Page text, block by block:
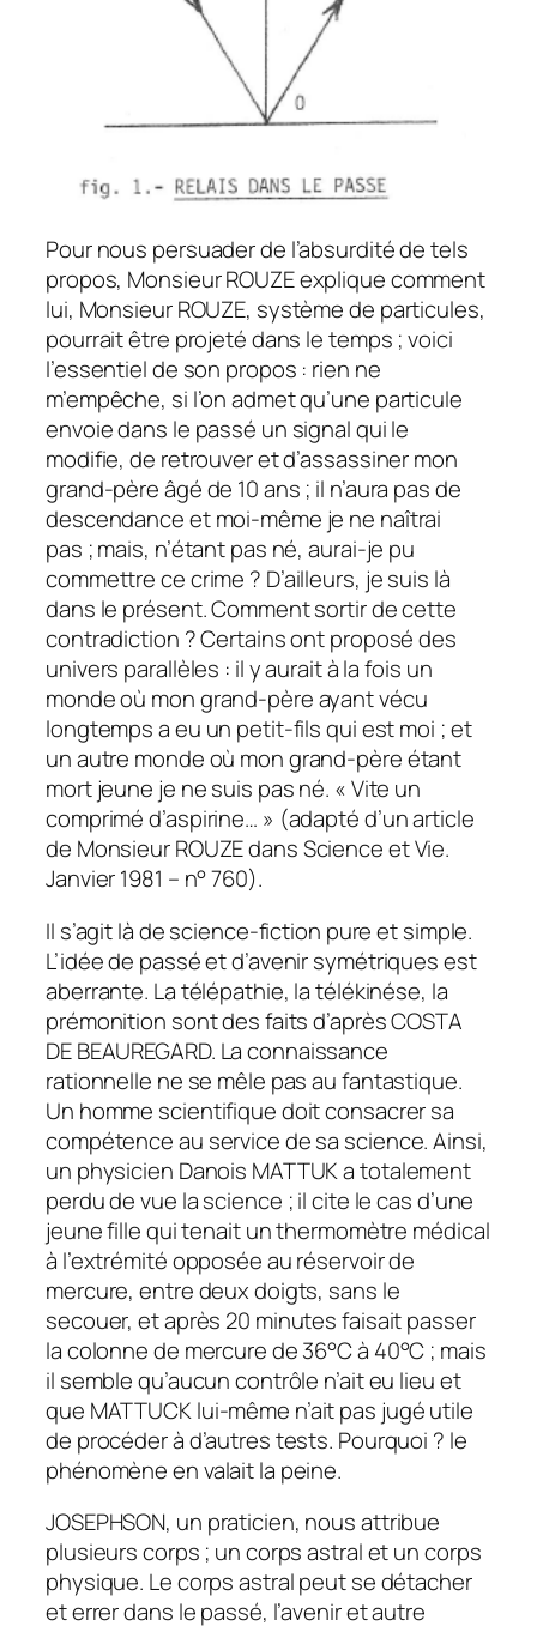
Pour nous persuader de l’absurdité de tels
propos, Monsieur ROUZE explique comment
lui, Monsieur ROUZE, système de particules,
pourrait être projeté dans le temps ; voici
l’essentiel de son propos : rien ne
m’empêche, si l’on admet qu’une particule
envoie dans le passé un signal qui le
modifie, de retrouver et d’assassiner mon
grand-père âgé de 10 ans ; il n’aura pas de
descendance et moi-même je ne naîtrai
pas ; mais, n’étant pas né, aurai-je pu
commettre ce crime ? D’ailleurs, je suis là
dans le présent. Comment sortir de cette
contradiction ? Certains ont proposé des
univers parallèles : il y aurait à la fois un
monde où mon grand-père ayant vécu
longtemps a eu un petit-fils qui est moi ; et
un autre monde où mon grand-père étant
mort jeune je ne suis pas né. « Vite un
comprimé d’aspirine… » (adapté d’un article
de Monsieur ROUZE dans Science et Vie.
Janvier 1981 – n° 760).
Il s’agit là de science-fiction pure et simple.
L’idée de passé et d’avenir symétriques est
aberrante. La télépathie, la télékinése, la
prémonition sont des faits d’après COSTA
DE BEAUREGARD. La connaissance
rationnelle ne se mêle pas au fantastique.
Un homme scientifique doit consacrer sa
compétence au service de sa science. Ainsi,
un physicien Danois MATTUK a totalement
perdu de vue la science ; il cite le cas d’une
jeune fille qui tenait un thermomètre médical
à l’extrémité opposée au réservoir de
mercure, entre deux doigts, sans le
secouer, et après 20 minutes faisait passer
la colonne de mercure de 36°C à 40°C ; mais
il semble qu’aucun contrôle n’ait eu lieu et
que MATTUCK lui-même n’ait pas jugé utile
de procéder à d’autres tests. Pourquoi ? le
phénomène en valait la peine.
JOSEPHSON, un praticien, nous attribue
plusieurs corps ; un corps astral et un corps
physique. Le corps astral peut se détacher
et errer dans le passé, l’avenir et autre